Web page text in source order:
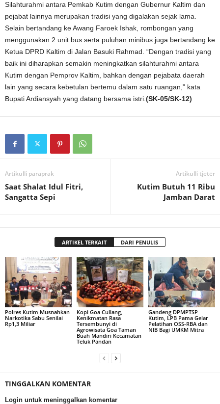
Silahturahmi antara Pemkab Kutim dengan Gubernur Kaltim dan
pejabat lainnya merupakan tradisi yang digalakan sejak lama.
Selain bertandang ke Awang Faroek Ishak, rombongan yang
menggunakan 2 unit bus serta puluhan minibus juga bertandang ke
Ketua DPRD Kaltim di Jalan Basuki Rahmad. “Dengan tradisi yang
baik ini diharapkan semakin meningkatkan silahturahmi antara
Kutim dengan Pemprov Kaltim, bahkan dengan pejabata daerah
lain yang secara kebetulan bertemu dalam satu ruangan,” kata
Bupati Ardiansyah yang datang bersama istri. (SK-05/SK-12)
Artikulli paraprak
Saat Shalat Idul Fitri,
Sangatta Sepi
Artikulli tjetër
Kutim Butuh 11 Ribu
Jamban Darat
ARTIKEL TERKAIT DARI PENULIS
Polres Kutim Musnahkan
Narkotika Sabu Senilai
Rp1,3 Miliar
Kopi Goa Cullang,
Kenikmatan Rasa
Tersembunyi di
Agrowisata Goa Taman
Buah Mandiri Kecamatan
Teluk Pandan
Gandeng DPMPTSP
Kutim, LPB Pama Gelar
Pelatihan OSS-RBA dan
NIB Bagi UMKM Mitra
TINGGALKAN KOMENTAR
Login untuk meninggalkan komentar